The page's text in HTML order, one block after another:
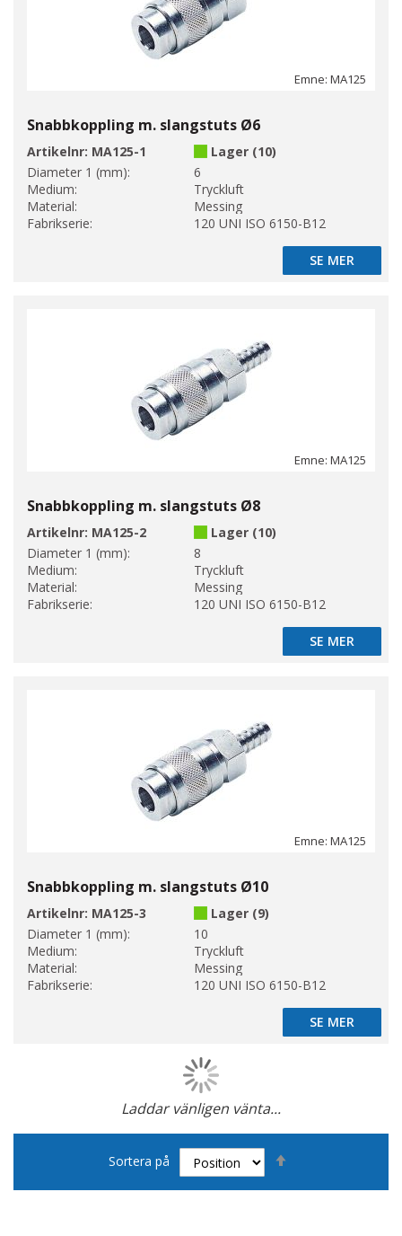
Emne: MA125
Snabbkoppling m. slangstuts Ø6
Artikelnr: MA125-1
Lager (10)
Diameter 1 (mm):
6
Medium:
Tryckluft
Material:
Messing
Fabrikserie:
120 UNI ISO 6150-B12
SE MER
SE MER
Emne: MA125
Snabbkoppling m. slangstuts Ø8
Artikelnr: MA125-2
Lager (10)
Diameter 1 (mm):
8
Medium:
Tryckluft
Material:
Messing
Fabrikserie:
120 UNI ISO 6150-B12
SE MER
SE MER
Emne: MA125
Snabbkoppling m. slangstuts Ø10
Artikelnr: MA125-3
Lager (9)
Diameter 1 (mm):
10
Medium:
Tryckluft
Material:
Messing
Fabrikserie:
120 UNI ISO 6150-B12
SE MER
SE MER
Laddar vänligen vänta...
Page
Sortera på